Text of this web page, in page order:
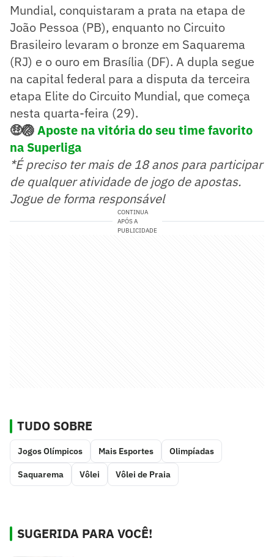
Mundial, conquistaram a prata na etapa de
João Pessoa (PB), enquanto no Circuito
Brasileiro levaram o bronze em Saquarema
(RJ) e o ouro em Brasília (DF). A dupla segue
na capital federal para a disputa da terceira
etapa Elite do Circuito Mundial, que começa
nesta quarta-feira (29).
🤑🏐Aposte na vitória do seu time favorito
na Superliga
*É preciso ter mais de 18 anos para participar
de qualquer atividade de jogo de apostas.
Jogue de forma responsável
CONTINUA
APÓS A
PUBLICIDADE
TUDO SOBRE
Jogos Olímpicos Mais Esportes Olimpíadas
Saquarema Vôlei Vôlei de Praia
SUGERIDA PARA VOCÊ!